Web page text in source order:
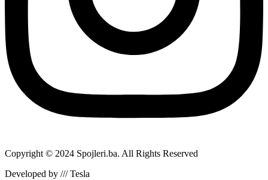
Copyright © 2024 Spojleri.ba. All Rights Reserved
Developed by /// Tesla